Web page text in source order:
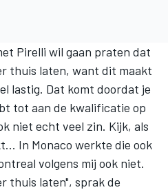
Pirelli wil gaan praten dat
thuis laten, want dit maakt
lastig. Dat komt doordat je
tot aan de kwalificatie op
niet echt veel zin. Kijk, als
In Monaco werkte die ook
volgens mij ook niet.
thuis laten", sprak de